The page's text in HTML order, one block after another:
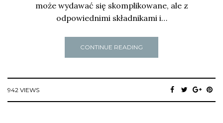
może wydawać się skomplikowane, ale z
odpowiednimi składnikami i…
CONTINUE READING
942 VIEWS